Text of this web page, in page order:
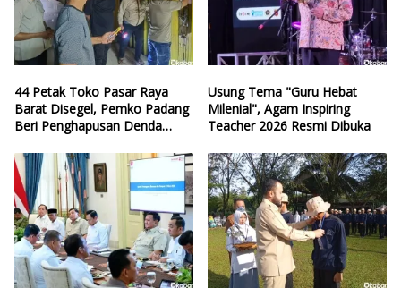
44 Petak Toko Pasar Raya
Barat Disegel, Pemko Padang
Beri Penghapusan Denda
Usung Tema "Guru Hebat
Milenial", Agam Inspiring
Teacher 2026 Resmi Dibuka